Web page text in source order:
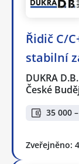
Řidič C/
stabilní
DUKRA
České
35 000
Zveřejněno: